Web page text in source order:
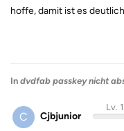
hoffe, damit ist es
In dvdfab passkey nicht
C Cjbjunior
Lv. 1